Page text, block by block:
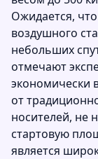
Ожидается,
воздушного
небольших
отмечают
экономически
от
носителей, не
стартовую
является